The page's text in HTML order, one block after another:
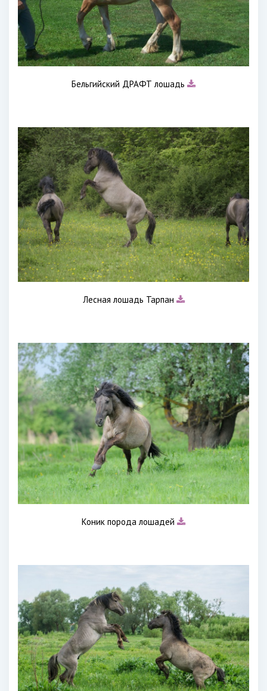
Бельгийский ДРАФТ лошадь
Лесная лошадь Тарпан
Коник порода лошадей